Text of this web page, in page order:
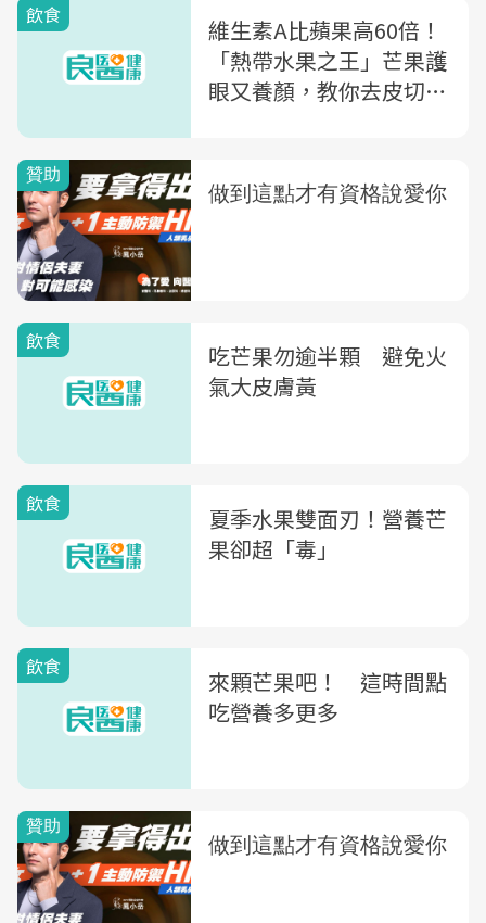
飲食
維生素A比蘋果高60倍！
「熱帶水果之王」芒果護
眼又養顏，教你去皮切、
飲食
吃芒果勿逾半顆 避免火
氣大皮膚黃
飲食
夏季水果雙面刃！營養芒
果卻超「毒」
飲食
來顆芒果吧！ 這時間點
吃營養多更多